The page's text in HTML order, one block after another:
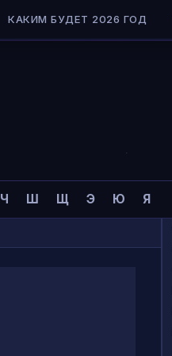
КАКИМ БУДЕТ 2026 ГОД
Ч Ш Щ Э Ю Я